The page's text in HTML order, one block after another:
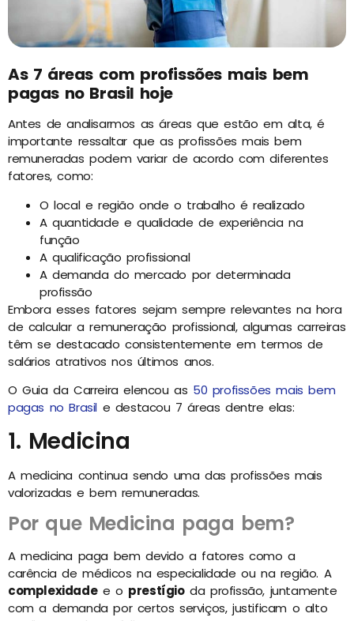
As 7 áreas com profissões mais bem
pagas no Brasil hoje
Antes de analisarmos as áreas que estão em alta, é
importante ressaltar que as profissões mais bem
remuneradas podem variar de acordo com diferentes
fatores, como:
O local e região onde o trabalho é realizado
A quantidade e qualidade de experiência na
função
A qualificação profissional
A demanda do mercado por determinada
profissão
Embora esses fatores sejam sempre relevantes na hora
de calcular a remuneração profissional, algumas carreiras
têm se destacado consistentemente em termos de
salários atrativos nos últimos anos.
O Guia da Carreira elencou as 50 profissões mais bem
pagas no Brasil e destacou 7 áreas dentre elas:
1. Medicina
A medicina continua sendo uma das profissões mais
valorizadas e bem remuneradas.
Por que Medicina paga bem?
A medicina paga bem devido a fatores como a
carência de médicos na especialidade ou na região. A
complexidadee o prestígioda profissão, juntamente
com a demanda por certos serviços, justificam o alto